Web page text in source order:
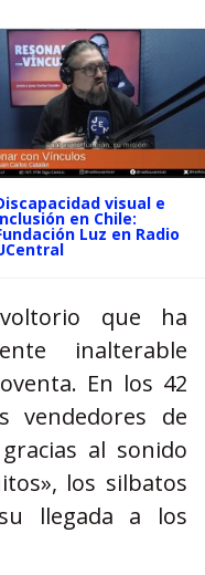
visual e
en Chile:
Luz en Radio
que ha
inalterable
En los 42
vendedores de
al sonido
los silbatos
llegada a los